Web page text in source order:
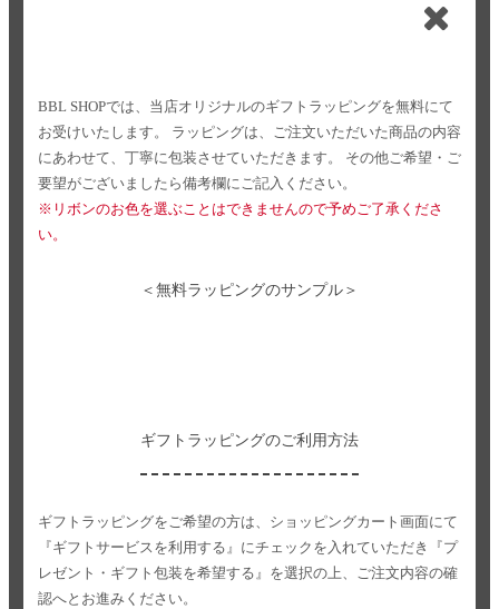
BBL SHOPでは、当店オリジナルのギフトラッピングを無料にて
お受けいたします。
ラッピングは、ご注文いただいた商品の内容
にあわせて、丁寧に包装させていただきます。
その他ご希望・ご
要望がございましたら備考欄にご記入ください。
※リボンのお色を選ぶことはできませんので予めご了承くださ
い。
＜無料ラッピングのサンプル＞
ギフトラッピングのご利用方法
ギフトラッピングをご希望の方は、ショッピングカート画面にて
『ギフトサービスを利用する』にチェックを入れていただき
『プ
レゼント・ギフト包装を希望する』を選択の上、ご注文内容の確
認へとお進みください。